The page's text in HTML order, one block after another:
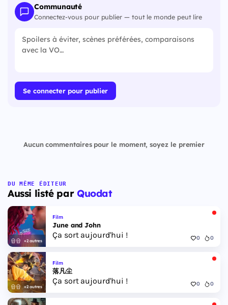
Communauté
Connectez-vous pour publier — tout le monde peut lire
Se connecter pour publier
Aucun commentaires pour le moment, soyez le premier
DU MÊME ÉDITEUR
Aussi listé par Quodat
+2 autres
Film
June and John
Ça sort aujourd'hui ! 0 0
+2 autres
Film
落凡尘
Ça sort aujourd'hui ! 0 0